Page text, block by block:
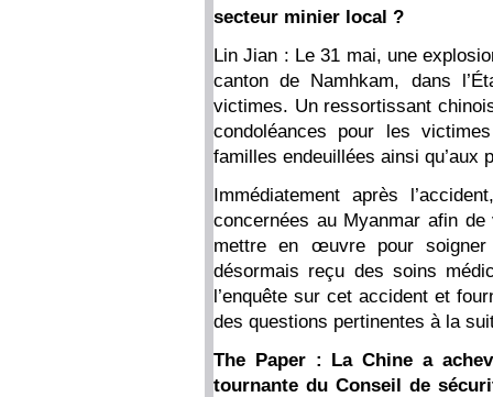
secteur minier local ?
Lin Jian : Le 31 mai, une
canton de Namhkam, dans
victimes. Un ressortissant
condoléances pour les
familles endeuillées ainsi qu’aux
Immédiatement après
concernées au Myanmar afin
mettre en œuvre pour
désormais reçu des soins
l’enquête sur cet accident et
des questions pertinentes à la
The Paper : La Chine a
tournante du Conseil de